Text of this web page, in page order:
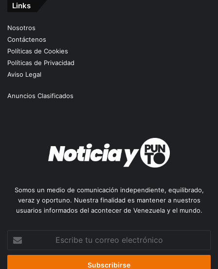
Links
Nosotros
Contáctenos
Políticas de Cookies
Políticas de Privacidad
Aviso Legal
Anuncios Clasificados
Somos un medio de comunicación independiente, equilibrado,
veraz y oportuno. Nuestra finalidad es mantener a nuestros
usuarios informados del acontecer de Venezuela y el mundo.
correo